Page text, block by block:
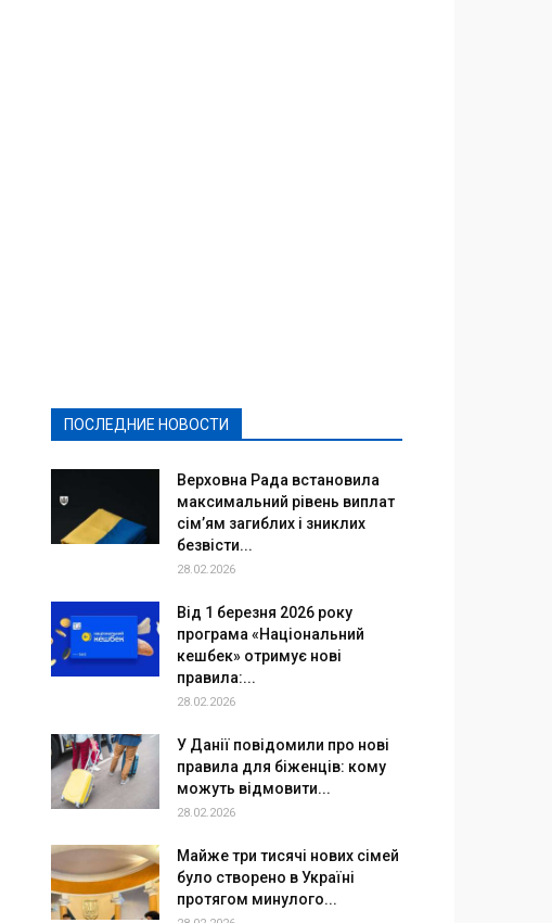
ПОСЛЕДНИЕ НОВОСТИ
Верховна Рада встановила
максимальний рівень виплат
сім’ям загиблих і зниклих
безвісти...
28.02.2026
Від 1 березня 2026 року
програма «Національний
кешбек» отримує нові
правила:...
28.02.2026
У Данії повідомили про нові
правила для біженців: кому
можуть відмовити...
28.02.2026
Майже три тисячі нових сімей
було створено в Україні
протягом минулого...